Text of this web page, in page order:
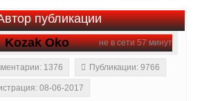
публикации
не в сети 57 минут
Kozak Oko
1376
Публикации: 9766
08-06-2017